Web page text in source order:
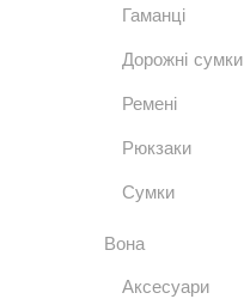
Гаманці
Дорожні сумки
Ремені
Рюкзаки
Сумки
Вона
Аксесуари